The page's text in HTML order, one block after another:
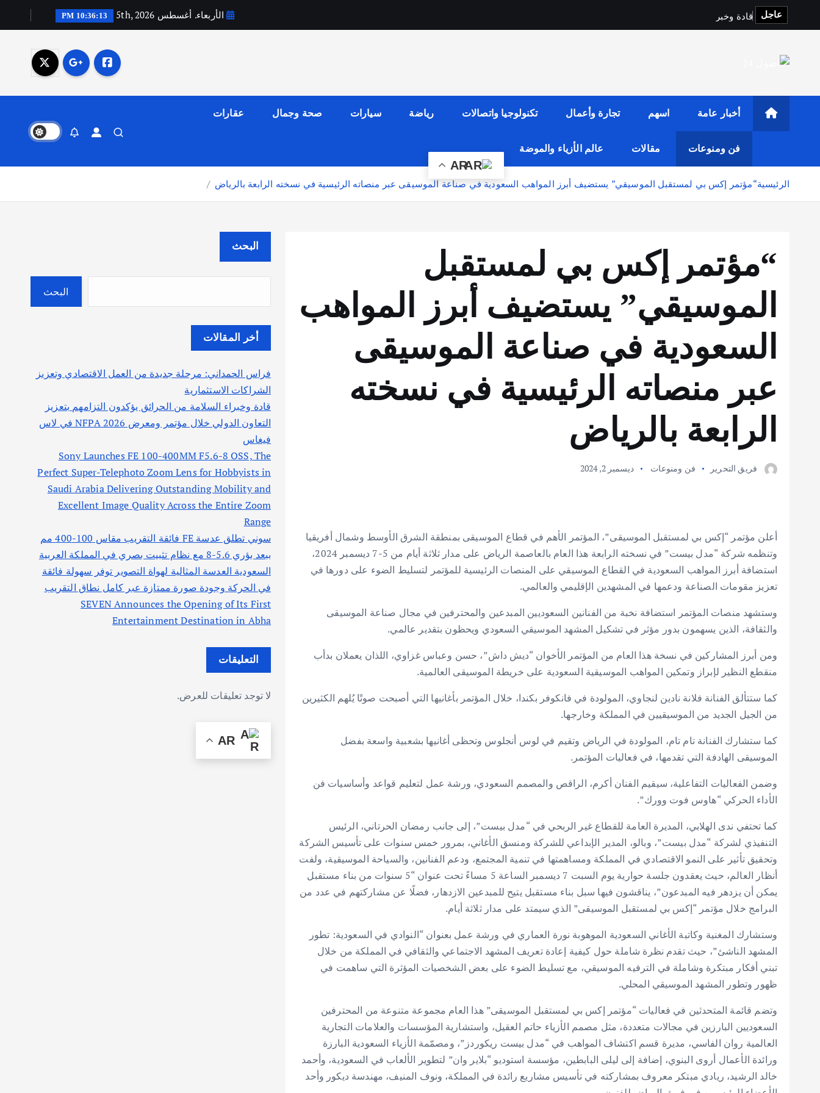
م
عاجل قادة وخبر الأربعاء. أغسطس 5th, 2026 10:36:14 PM
أخبار عامة اسهم تجارة وأعمال تكنولوجيا واتصالات رياضة سيارات صحة وجمال عقارات
فن ومنوعات مقالات عالم الأزياء والموضة
AR
الرئيسية“مؤتمر إكس بي لمستقبل الموسيقي” يستضيف أبرز المواهب السعودية في صناعة الموسيقى عبر منصاته الرئيسية في نسخته الرابعة بالرياض
“مؤتمر إكس بي لمستقبل
الموسيقي” يستضيف أبرز المواهب
السعودية في صناعة الموسيقى
عبر منصاته الرئيسية في نسخته
الرابعة بالرياض
فريق التحرير فن ومنوعات ديسمبر 2, 2024
أعلن مؤتمر “إكس بي لمستقبل الموسيقى”، المؤتمر الأهم في قطاع الموسيقى بمنطقة الشرق الأوسط وشمال أفريقيا
وتنظمه شركة “مدل بيست” في نسخته الرابعة هذا العام بالعاصمة الرياض على مدار ثلاثة أيام من 5-7 ديسمبر 2024،
استضافة أبرز المواهب السعودية في القطاع الموسيقي على المنصات الرئيسية للمؤتمر لتسليط الضوء على دورها في
تعزيز مقومات الصناعة ودعمها في المشهدين الإقليمي والعالمي.
وستشهد منصات المؤتمر استضافة نخبة من الفنانين السعوديين المبدعين والمحترفين في مجال صناعة الموسيقى
والثقافة، الذين يسهمون بدور مؤثر في تشكيل المشهد الموسيقي السعودي ويحظون بتقدير عالمي.
ومن أبرز المشاركين في نسخة هذا العام من المؤتمر الأخوان “ديش داش”، حسن وعباس غزاوي، اللذان يعملان بدأب
منقطع النظير لإبراز وتمكين المواهب الموسيقية السعودية على خريطة الموسيقى العالمية.
كما ستتألق الفنانة فلانة نادين لنجاوي، المولودة في فانكوفر بكندا، خلال المؤتمر بأغانيها التي أصبحت صوتًا يُلهم الكثيرين
من الجيل الجديد من الموسيقيين في المملكة وخارجها.
كما ستشارك الفنانة تام تام، المولودة في الرياض وتقيم في لوس أنجلوس وتحظى أغانيها بشعبية واسعة بفضل
الموسيقى الهادفة التي تقدمها، في فعاليات المؤتمر.
وضمن الفعاليات التفاعلية، سيقيم الفنان أكرم، الراقص والمصمم السعودي، ورشة عمل لتعليم قواعد وأساسيات فن
الأداء الحركي “هاوس فوت وورك”.
كما تحتفي ندى الهلابي، المديرة العامة للقطاع غير الربحي في “مدل بيست”، إلى جانب رمضان الحرتاني، الرئيس
التنفيذي لشركة “مدل بيست”، وبالو، المدير الإبداعي للشركة ومنسق الأغاني، بمرور خمس سنوات على تأسيس الشركة
وتحقيق تأثير على النمو الاقتصادي في المملكة ومساهمتها في تنمية المجتمع، ودعم الفنانين، والسياحة الموسيقية، ولفت
أنظار العالم، حيث يعقدون جلسة حوارية يوم السبت 7 ديسمبر الساعة 5 مساءً تحت عنوان “5 سنوات من بناء مستقبل
يمكن أن يزدهر فيه المبدعون”، يناقشون فيها سبل بناء مستقبل يتيح للمبدعين الازدهار، فضلًا عن مشاركتهم في عدد من
البرامج خلال مؤتمر “إكس بي لمستقبل الموسيقى” الذي سيمتد على مدار ثلاثة أيام.
وستشارك المغنية وكاتبة الأغاني السعودية الموهوبة نورة العماري في ورشة عمل بعنوان “النوادي في السعودية: تطور
المشهد الناشئ”، حيث تقدم نظرة شاملة حول كيفية إعادة تعريف المشهد الاجتماعي والثقافي في المملكة من خلال
تبني أفكار مبتكرة وشاملة في الترفيه الموسيقي، مع تسليط الضوء على بعض الشخصيات المؤثرة التي ساهمت في
ظهور وتطور المشهد الموسيقي المحلي.
وتضم قائمة المتحدثين في فعاليات “مؤتمر إكس بي لمستقبل الموسيقى” هذا العام مجموعة متنوعة من المحترفين
السعوديين البارزين في مجالات متعددة، مثل مصمم الأزياء حاتم العقيل، واستشارية المؤسسات والعلامات التجارية
العالمية روان الفاسي، مديرة قسم اكتشاف المواهب في “مدل بيست ريكوردز”، ومصمّمة الأزياء السعودية البارزة
ورائدة الأعمال أروى البنوي، إضافة إلى ليلى البابطين، مؤسسة استوديو “بلاير وان” لتطوير الألعاب في السعودية، وأحمد
خالد الرشيد، ريادي مبتكر معروف بمشاركته في تأسيس مشاريع رائدة في المملكة، ونوف المنيف، مهندسة ديكور وأحد
البحث
البحث
أخر المقالات
فراس الحمداني: مرحلة جديدة من العمل الاقتصادي وتعزيز
الشراكات الاستثمارية
قادة وخبراء السلامة من الحرائق يؤكدون التزامهم بتعزيز
التعاون الدولي خلال مؤتمر ومعرض NFPA 2026 في لاس
فيغاس
Sony Launches FE 100-400MM F5.6-8 OSS, The
Perfect Super-Telephoto Zoom Lens for Hobbyists in
Saudi Arabia Delivering Outstanding Mobility and
Excellent Image Quality Across the Entire Zoom
Range
سوني تطلق عدسة FE فائقة التقريب مقاس 100-400 مم
ببعد بؤري 5.6-8 مع نظام تثبيت بصري في المملكة العربية
السعودية العدسة المثالية لهواة التصوير توفر سهولة فائقة
في الحركة وجودة صورة ممتازة عبر كامل نطاق التقريب
SEVEN Announces the Opening of Its First
Entertainment Destination in Abha
التعليقات
لا توجد تعليقات للعرض.
AR